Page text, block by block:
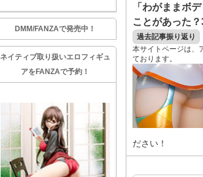
DMM/FANZAで発売中！
ネイティブ取り扱いエロフィギュ
アをFANZAで予約！
「わがままボ
ことがあった
過去記事振り返り
本サイトページは、
ております。
ださい！